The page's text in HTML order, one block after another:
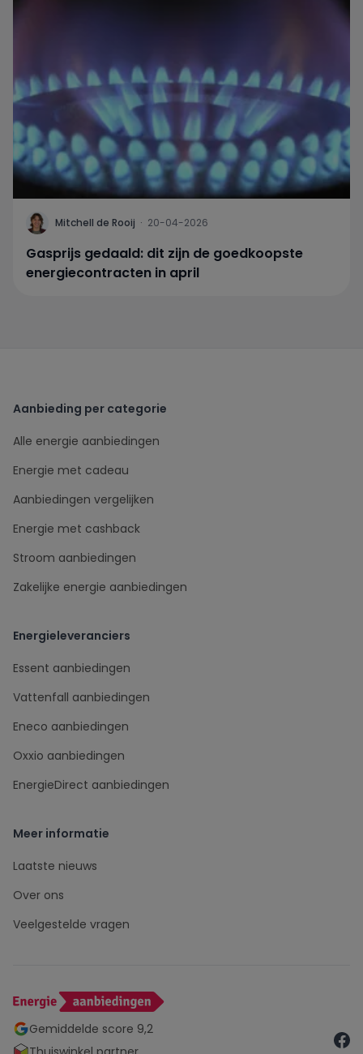
Mitchell de Rooij · 20-04-2026
Gasprijs gedaald: dit zijn de goedkoopste
energiecontracten in april
Gemiddelde score 9,2
Aanbieding per categorie
Alle energie aanbiedingen
Energie met cadeau
Aanbiedingen vergelijken
Energie met cashback
Stroom aanbiedingen
Zakelijke energie aanbiedingen
Energieleveranciers
Essent aanbiedingen
Vattenfall aanbiedingen
Eneco aanbiedingen
Oxxio aanbiedingen
EnergieDirect aanbiedingen
Meer informatie
Laatste nieuws
Over ons
Veelgestelde vragen